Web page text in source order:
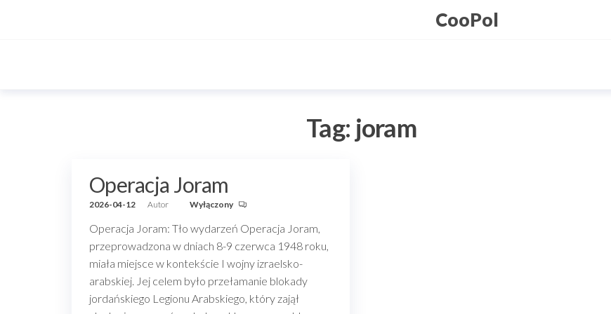
CooPol
Tag: joram
Operacja Joram
2026-04-12 Autor Wyłączony
Operacja Joram: Tło wydarzeń Operacja Joram,
przeprowadzona w dniach 8-9 czerwca 1948 roku,
miała miejsce w kontekście I wojny izraelsko-
arabskiej. Jej celem było przełamanie blokady
jordańskiego Legionu Arabskiego, który zajął